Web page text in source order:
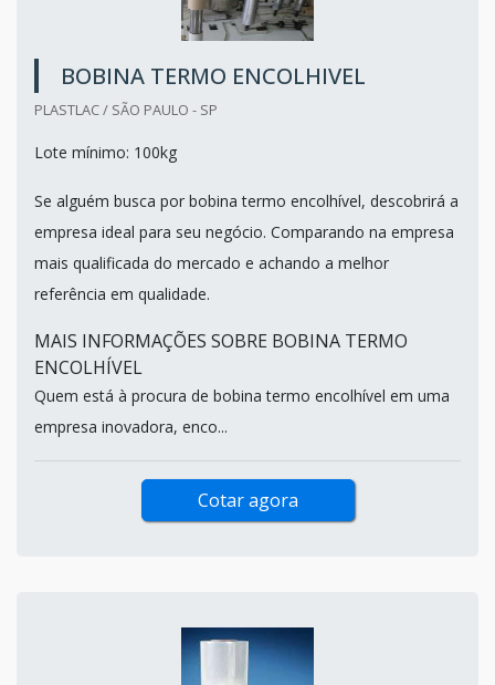
BOBINA TERMO ENCOLHIVEL
PLASTLAC / SÃO PAULO - SP
Lote mínimo: 100kg
Se alguém busca por bobina termo encolhível, descobrirá a
empresa ideal para seu negócio. Comparando na empresa
mais qualificada do mercado e achando a melhor
referência em qualidade.
MAIS INFORMAÇÕES SOBRE BOBINA TERMO
ENCOLHÍVEL
Quem está à procura de bobina termo encolhível em uma
empresa inovadora, enco...
Cotar agora